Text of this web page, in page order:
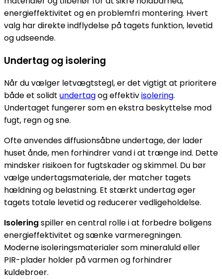
energieffektivitet og en problemfri montering. Hvert
valg har direkte indflydelse på tagets funktion, levetid
og udseende.
Undertag og isolering
Når du vælger letvægtstegl, er det vigtigt at prioritere
både et solidt undertagog effektivisolering.
Undertaget fungerer som en ekstra beskyttelse mod
fugt, regn og sne.
Ofte anvendes diffusionsåbne undertage, der lader
huset ånde, men forhindrer vand i at trænge ind. Dette
mindsker risikoen for fugtskader og skimmel. Du bør
vælge undertagsmateriale, der matcher tagets
hældning og belastning. Et stærkt undertag øger
tagets totale levetid og reducerer vedligeholdelse.
Isoleringspiller en central rolle i at forbedre boligens
energieffektivitet og sænke varmeregningen.
Moderne isoleringsmaterialer som mineraluld eller
PIR-plader holder på varmen og forhindrer
kuldebroer.